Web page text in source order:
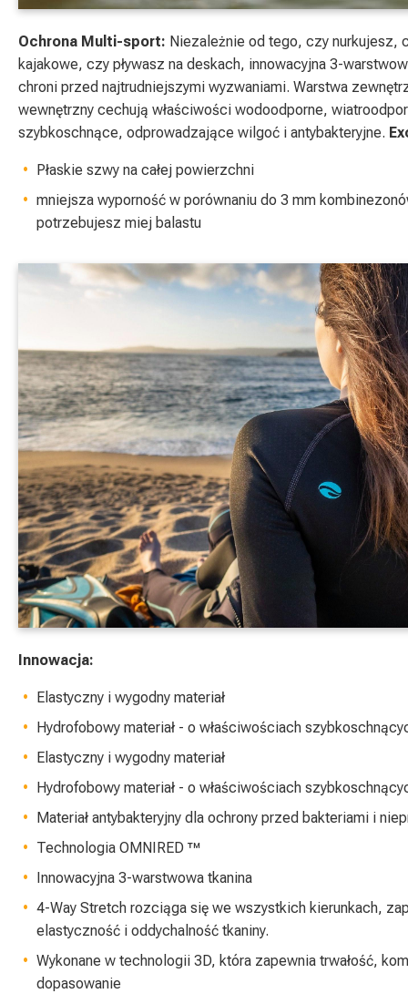
Ochrona Multi-sport: Niezależnie od tego, czy nurkujesz,
kajakowe, czy pływasz na deskach, innowacyjna 3-
chroni przed najtrudniejszymi wyzwaniami. Warstwa
wewnętrzny cechują właściwości wodoodporne,
szybkoschnące, odprowadzające wilgoć i antybakteryjne.
Płaskie szwy na całej powierzchni
mniejsza wyporność w porównaniu do 3 mm
potrzebujesz miej balastu
Innowacja:
Elastyczny i wygodny materiał
Hydrofobowy materiał - o właściwościach
Elastyczny i wygodny materiał
Hydrofobowy materiał - o właściwościach
Materiał antybakteryjny dla ochrony przed bakteriami i
Technologia OMNIRED ™
Innowacyjna 3-warstwowa tkanina
4-Way Stretch rozciąga się we wszystkich kierunkach,
elastyczność i oddychalność tkaniny.
Wykonane w technologii 3D, która zapewnia trwałość,
dopasowanie